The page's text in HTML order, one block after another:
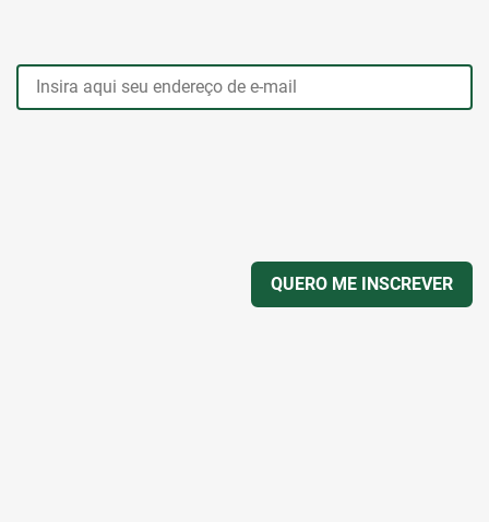
QUERO ME INSCREVER